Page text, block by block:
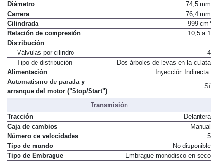
Diámetro
74,5 mm
Carrera
76,4 mm
Cilindrada
999 cm³
Relación de compresión
10,5 a 1
Distribución
Válvulas por cilindro
4
Tipo de distribución
Dos árboles de levas en la culata
Alimentación
Inyección Indirecta.
Automatismo de parada y
arranque del motor ("Stop/Start")
Sí
Transmisión
Tracción
Delantera
Caja de cambios
Manual
Número de velocidades
5
Tipo de mando
No disponible
Tipo de Embrague
Embrague monodisco en seco